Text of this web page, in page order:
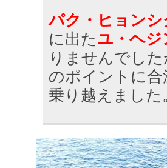
パク・ヒョンシ
に出たユ・ヘジ
りませんでし
のポイントに
乗り越えました